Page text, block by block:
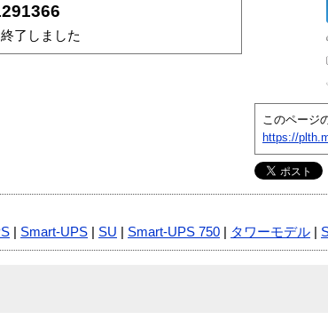
了しました
このページ
https://
Smart-UPS SU Smart-UPS 750 タワーモデル